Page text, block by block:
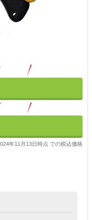
年11月13日時点 での税込価格